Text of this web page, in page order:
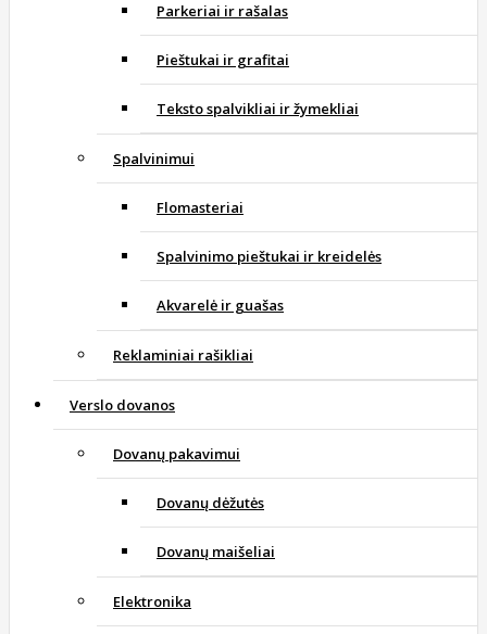
Parkeriai ir rašalas
Pieštukai ir grafitai
Teksto spalvikliai ir žymekliai
Spalvinimui
Flomasteriai
Spalvinimo pieštukai ir kreidelės
Akvarelė ir guašas
Reklaminiai rašikliai
Verslo dovanos
Dovanų pakavimui
Dovanų dėžutės
Dovanų maišeliai
Elektronika